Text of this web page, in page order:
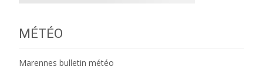
MÉTÉO
Marennes bulletin météo